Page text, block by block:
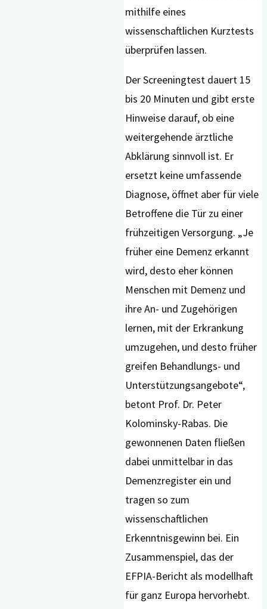
mithilfe eines
wissenschaftlichen Kurztests
überprüfen lassen.
Der Screeningtest dauert 15
bis 20 Minuten und gibt erste
Hinweise darauf, ob eine
weitergehende ärztliche
Abklärung sinnvoll ist. Er
ersetzt keine umfassende
Diagnose, öffnet aber für viele
Betroffene die Tür zu einer
frühzeitigen Versorgung. „Je
früher eine Demenz erkannt
wird, desto eher können
Menschen mit Demenz und
ihre An- und Zugehörigen
lernen, mit der Erkrankung
umzugehen, und desto früher
greifen Behandlungs- und
Unterstützungsangebote“,
betont Prof. Dr. Peter
Kolominsky-Rabas. Die
gewonnenen Daten fließen
dabei unmittelbar in das
Demenzregister ein und
tragen so zum
wissenschaftlichen
Erkenntnisgewinn bei. Ein
Zusammenspiel, das der
EFPIA-Bericht als modellhaft
für ganz Europa hervorhebt.